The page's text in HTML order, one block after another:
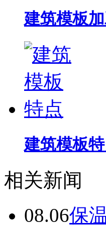
建筑模板
建筑模板
相关新闻
08.06保